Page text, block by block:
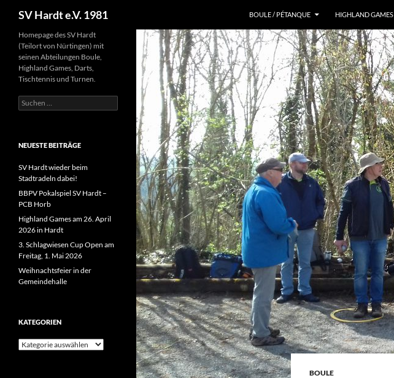
Inhalt
springen
SV Hardt e.V. 1981 BOULE / PÉTANQUE HIGHLAND GAMES
BOULE
Homepage des SV Hardt
(Teilort von Nürtingen) mit
seinen Abteilungen Boule,
Highland Games, Darts,
Tischtennis und Turnen.
Suchen
nach:
NEUESTE BEITRÄGE
SV Hardt wieder beim
Stadtradeln dabei!
BBPV Pokalspiel SV Hardt –
PCB Horb
Highland Games am 26. April
2026 in Hardt
3. Schlagwiesen Cup Open am
Freitag, 1. Mai 2026
Weihnachtsfeier in der
Gemeindehalle
KATEGORIEN
Kategorien